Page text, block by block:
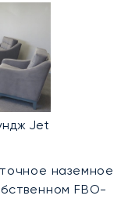
Jet
наземное
FBO-